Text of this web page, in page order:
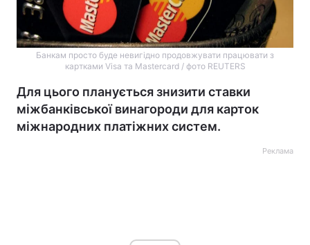
Банкам просто буде невигідно продовжувати працювати з
картками Visa та Mastercard / фото REUTERS
Для цього планується знизити ставки
міжбанківської винагороди для карток
міжнародних платіжних систем.
Реклама